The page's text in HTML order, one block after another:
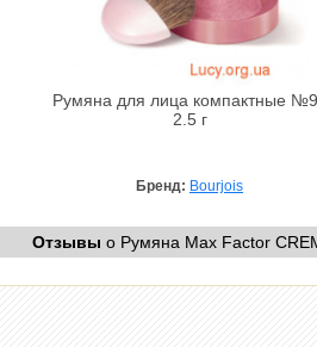
Румяна для лица компактные
2.5 г
Бренд: Bourjois
Отзывы о Румяна Max Factor